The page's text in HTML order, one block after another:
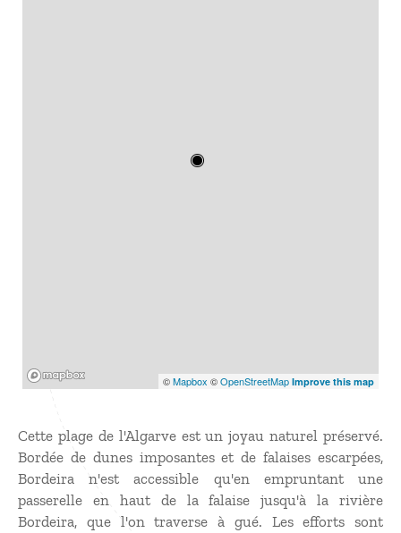
©Mapbox ©OpenStreetMap Improve this map
Cette plage de l'Algarve est un joyau naturel préservé.
Bordée de dunes imposantes et de falaises escarpées,
Bordeira n'est accessible qu'en empruntant une
passerelle en haut de la falaise jusqu'à la rivière
Bordeira, que l'on traverse à gué. Les efforts sont